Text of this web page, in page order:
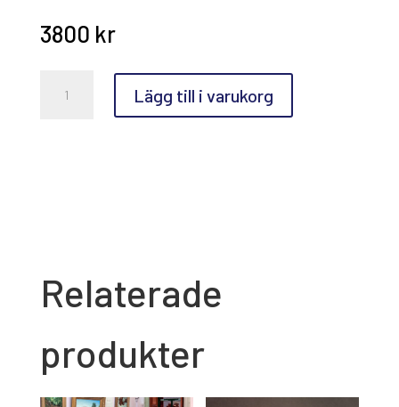
3800 kr
Hondragen,
Lägg till i varukorg
Relaterade
produkter